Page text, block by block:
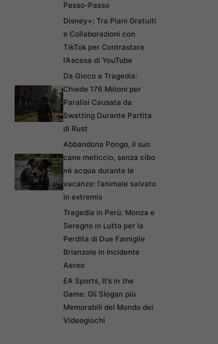
Passo-Passo
Disney+: Tra Piani Gratuiti
e Collaborazioni con
TikTok per Contrastare
l’Ascesa di YouTube
Da Gioco a Tragedia:
Chiede 176 Milioni per
Paralisi Causata da
Swatting Durante Partita
di Rust
Abbandona Pongo, il suo
cane meticcio, senza cibo
né acqua durante le
vacanze: l’animale salvato
in extremis
Tragedia in Perù: Monza e
Seregno in Lutto per la
Perdita di Due Famiglie
Brianzole in Incidente
Aereo
EA Sports, It’s in the
Game: Gli Slogan più
Memorabili del Mondo dei
Videogiochi